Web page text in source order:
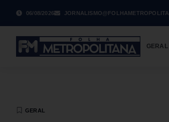
06/08/2026
GERAL
GERAL